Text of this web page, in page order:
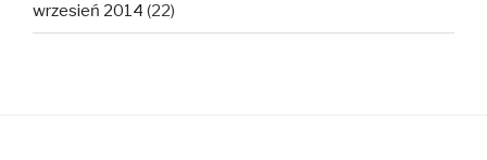
wrzesień 2014 (22)